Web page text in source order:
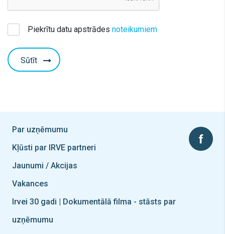
Piekrītu datu apstrādes noteikumiem
Sūtīt
Par uzņēmumu
Kļūsti par IRVE partneri
Jaunumi / Akcijas
Vakances
Irvei 30 gadi | Dokumentālā filma - stāsts par
uzņēmumu